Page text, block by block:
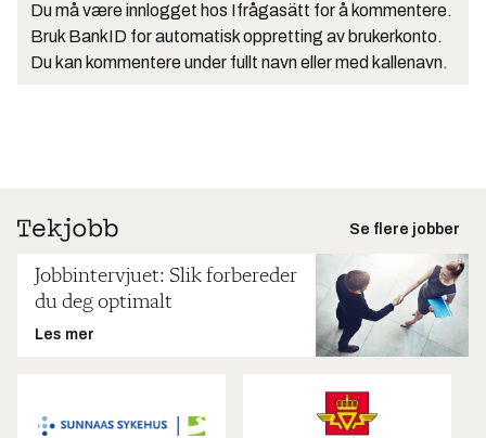
Du må være innlogget hos Ifrågasätt for å kommentere.
Bruk BankID for automatisk oppretting av brukerkonto.
Du kan kommentere under fullt navn eller med kallenavn.
Se flere jobber
Jobbintervjuet: Slik forbereder
du deg optimalt
Les mer